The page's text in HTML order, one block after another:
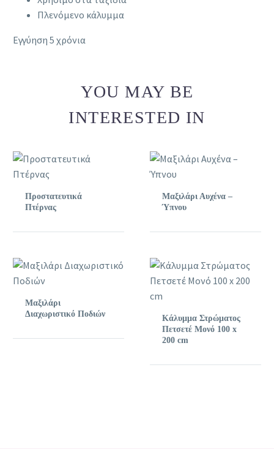
Πλενόμενο κάλυμμα
Εγγύηση 5 χρόνια
YOU MAY BE
INTERESTED IN
Προστατευτικά
Πτέρνας
Μαξιλάρι Αυχένα –
Ύπνου
Μαξιλάρι
Διαχωριστικό Ποδιών
Κάλυμμα Στρώματος
Πετσετέ Μονό 100 x
200 cm